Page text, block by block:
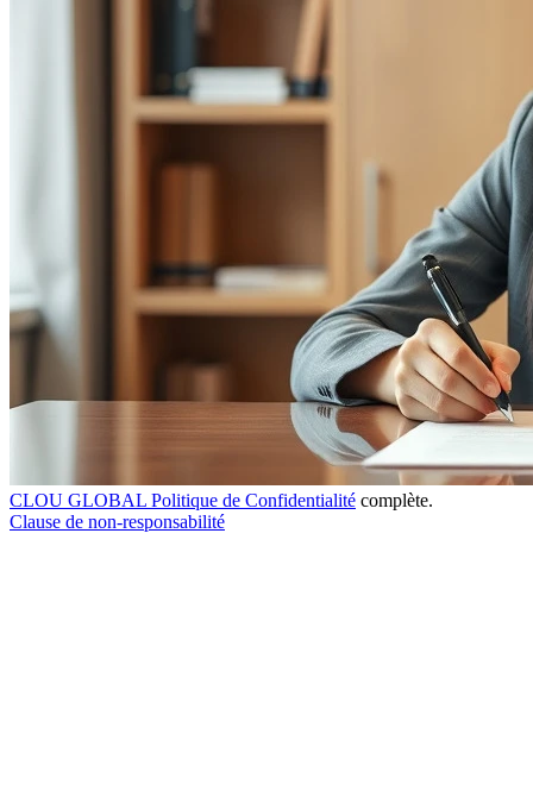
CLOU GLOBAL Politique de Confidentialité complète.
Clause de non-responsabilité